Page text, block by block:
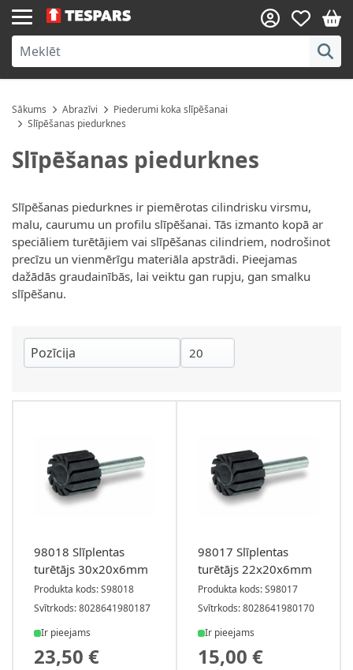
Skip to Content
Sākums Abrazīvi
Piederumi koka slīpēšanai
Slīpēšanas piedurknes
Slīpēšanas piedurknes
Slīpēšanas piedurknes ir piemērotas cilindrisku virsmu,
malu, caurumu un profilu slīpēšanai. Tās izmanto kopā ar
speciāliem turētājiem vai slīpēšanas cilindriem, nodrošinot
precīzu un vienmērīgu materiāla apstrādi. Pieejamas
dažādās graudainībās, lai veiktu gan rupju, gan smalku
slīpēšanu.
98018 Slīplentas
turētājs 30x20x6mm
Produkta kods: S98018
Svītrkods: 8028641980187
Ir pieejams
23,50 €
98017 Slīplentas
turētājs 22x20x6mm
Produkta kods: S98017
Svītrkods: 8028641980170
Ir pieejams
15,00 €